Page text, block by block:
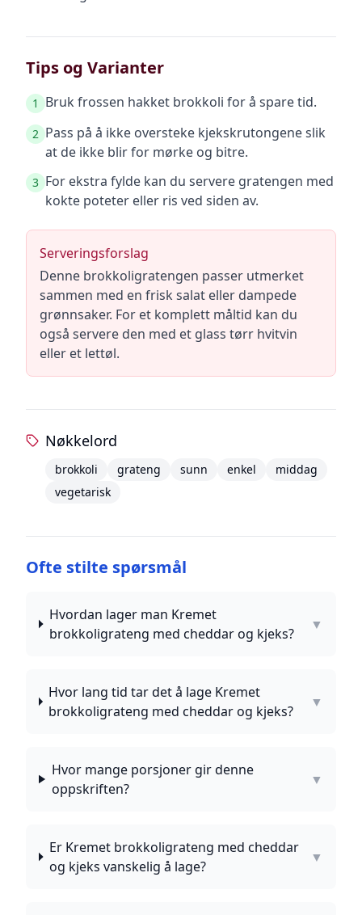
Tips og Varianter
1 Bruk frossen hakket brokkoli for å spare tid.
2 Pass på å ikke oversteke kjekskrutongene slik
at de ikke blir for mørke og bitre.
3 For ekstra fylde kan du servere gratengen med
kokte poteter eller ris ved siden av.
Serveringsforslag
Denne brokkoligratengen passer utmerket
sammen med en frisk salat eller dampede
grønnsaker. For et komplett måltid kan du
også servere den med et glass tørr hvitvin
eller et lettøl.
Nøkkelord
brokkoli grateng sunn enkel
middag
vegetarisk
Ofte stilte spørsmål
Hvordan lager man Kremet
brokkoligrateng med cheddar og kjeks?
▼
Hvor lang tid tar det å lage Kremet
brokkoligrateng med cheddar og kjeks?
▼
Hvor mange porsjoner gir denne
oppskriften?
▼
Er Kremet brokkoligrateng med cheddar
og kjeks vanskelig å lage?
▼